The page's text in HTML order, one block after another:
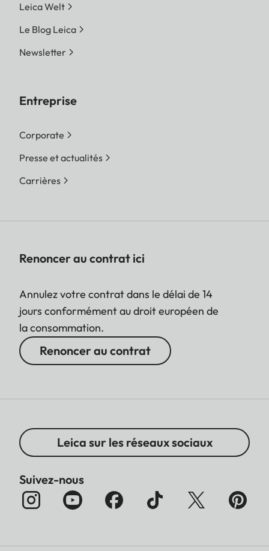
Leica Welt
Le Blog Leica
Newsletter
Entreprise
Corporate
Presse et actualités
Carrières
Renoncer au contrat ici
Annulez votre contrat dans le délai de 14
jours conformément au droit européen de
la consommation.
Renoncer au contrat
Leica sur les réseaux sociaux
Suivez-nous